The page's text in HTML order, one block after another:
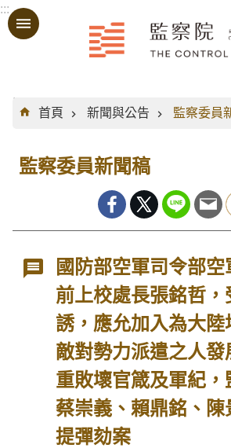
跳到主要內容區塊
:::
:::
首頁
新聞與公告 監察委員
監察委員新聞稿
國防部空軍司令部
前上校處長張銘哲，
誘，應允加入為大陸
敵對勢力派遣之人發
重敗壞官箴及軍紀，
蔡崇義、賴鼎銘、陳
提彈劾案